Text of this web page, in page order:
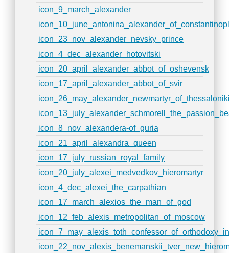
icon_9_march_alexander
icon_23_nov_alexander_nevsky_prince
icon_4_dec_alexander_hotovitski
icon_20_april_alexander_abbot_of_oshevensk
icon_17_april_alexander_abbot_of_svir
icon_8_nov_alexandera-of_guria
icon_21_april_alexandra_queen
icon_17_july_russian_royal_family
icon_20_july_alexei_medvedkov_hieromartyr
icon_4_dec_alexei_the_carpathian
icon_17_march_alexios_the_man_of_god
icon_12_feb_alexis_metropolitan_of_moscow